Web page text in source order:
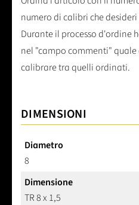
numero di calibri che
Durante il processo d'ordine
nel "campo commenti"
calibrare tra quelli ordinati.
DIMENSIONI
Diametro
8
Dimensione
TR 8 x 1,5